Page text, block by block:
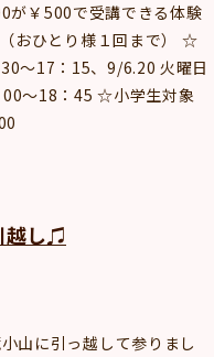
が￥500で受講できる体験
おひとり様１回まで） ☆
～17：15、9/6.20 火曜日
～18：45 ☆小学生対象
越し♫
山に引っ越して参りまし